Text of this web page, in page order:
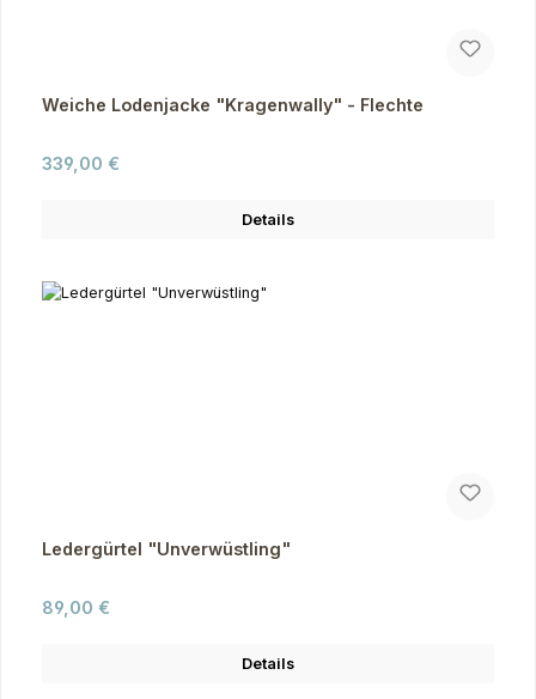
Weiche Lodenjacke "Kragenwally" - Flechte
Regulärer Preis:
339,00 €
Details
Ledergürtel "Unverwüstling"
Regulärer Preis:
89,00 €
Details